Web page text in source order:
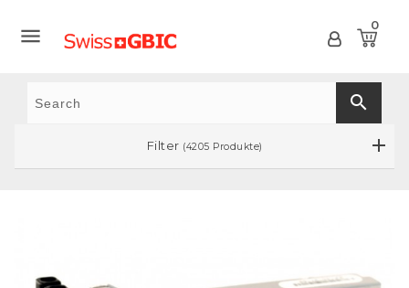
 0
search
Filter (4205 Produkte)